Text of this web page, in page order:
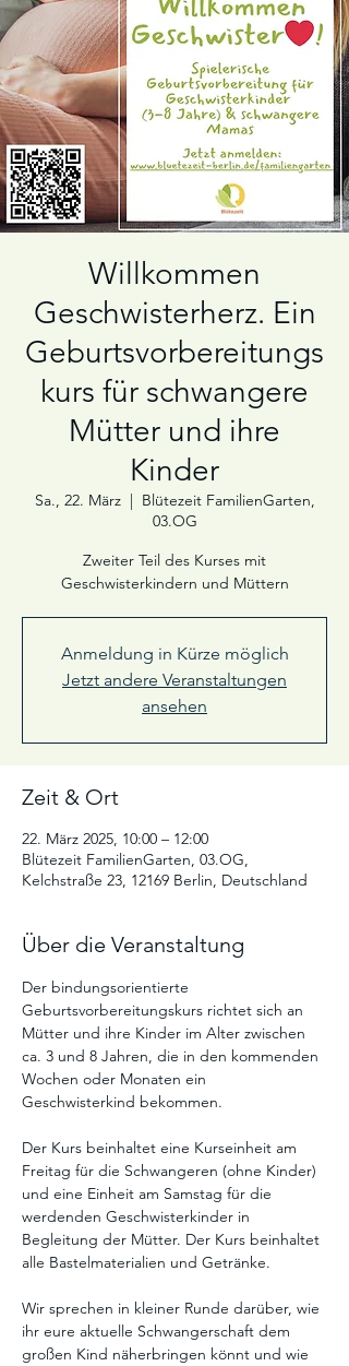
Willkommen
Geschwisterherz. Ein
Geburtsvorbereitungs
kurs für schwangere
Mütter und ihre
Kinder
Sa., 22. März
  |
Blütezeit FamilienGarten,
03.OG
Zweiter Teil des Kurses mit
Geschwisterkindern und Müttern
Anmeldung in Kürze möglich
Jetzt andere Veranstaltungen
ansehen
Zeit & Ort
22. März 2025, 10:00 – 12:00
Blütezeit FamilienGarten, 03.OG,
Kelchstraße 23, 12169 Berlin, Deutschland
Über die Veranstaltung
Der bindungsorientierte
Geburtsvorbereitungskurs richtet sich an
Mütter und ihre Kinder im Alter zwischen
ca. 3 und 8 Jahren, die in den kommenden
Wochen oder Monaten ein
Geschwisterkind bekommen.
Der Kurs beinhaltet eine Kurseinheit am
Freitag für die Schwangeren (ohne Kinder)
und eine Einheit am Samstag für die
werdenden Geschwisterkinder in
Begleitung der Mütter. Der Kurs beinhaltet
alle Bastelmaterialien und Getränke.
Wir sprechen in kleiner Runde darüber, wie
ihr eure aktuelle Schwangerschaft dem
großen Kind näherbringen könnt und wie